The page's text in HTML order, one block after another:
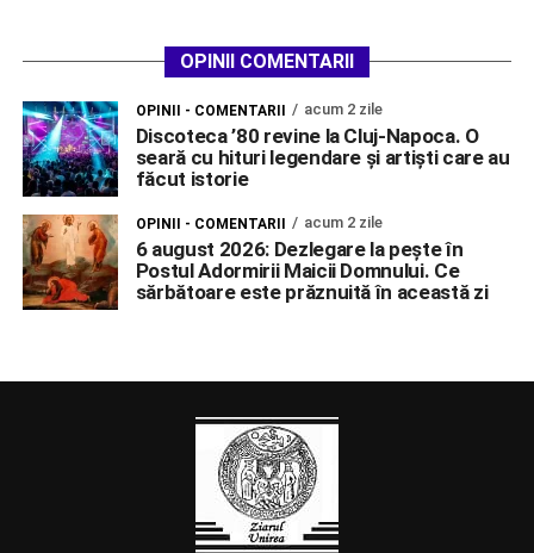
OPINII COMENTARII
OPINII - COMENTARII acum 2 zile
Discoteca ’80 revine la Cluj-Napoca. O
seară cu hituri legendare și artiști care au
făcut istorie
OPINII - COMENTARII acum 2 zile
6 august 2026: Dezlegare la pește în
Postul Adormirii Maicii Domnului. Ce
sărbătoare este prăznuită în această zi